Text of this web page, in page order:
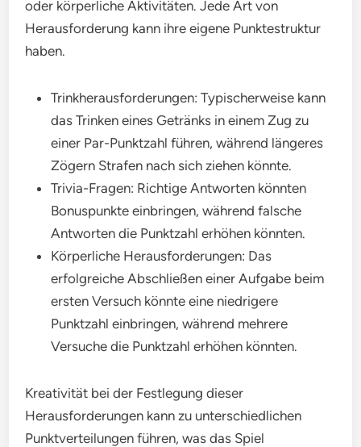
oder körperliche Aktivitäten. Jede Art von
Herausforderung kann ihre eigene Punktestruktur
haben.
Trinkherausforderungen: Typischerweise kann
das Trinken eines Getränks in einem Zug zu
einer Par-Punktzahl führen, während längeres
Zögern Strafen nach sich ziehen könnte.
Trivia-Fragen: Richtige Antworten könnten
Bonuspunkte einbringen, während falsche
Antworten die Punktzahl erhöhen könnten.
Körperliche Herausforderungen: Das
erfolgreiche Abschließen einer Aufgabe beim
ersten Versuch könnte eine niedrigere
Punktzahl einbringen, während mehrere
Versuche die Punktzahl erhöhen könnten.
Kreativität bei der Festlegung dieser
Herausforderungen kann zu unterschiedlichen
Punktverteilungen führen, was das Spiel